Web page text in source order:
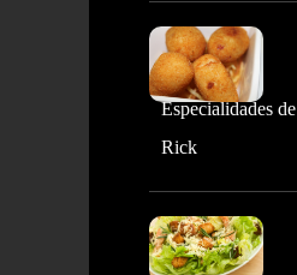
Especialidades de
Rick